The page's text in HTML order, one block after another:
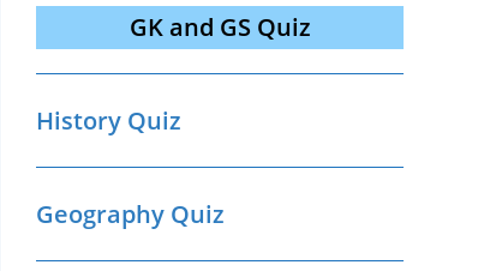
GK and GS Quiz
History Quiz
Geography Quiz